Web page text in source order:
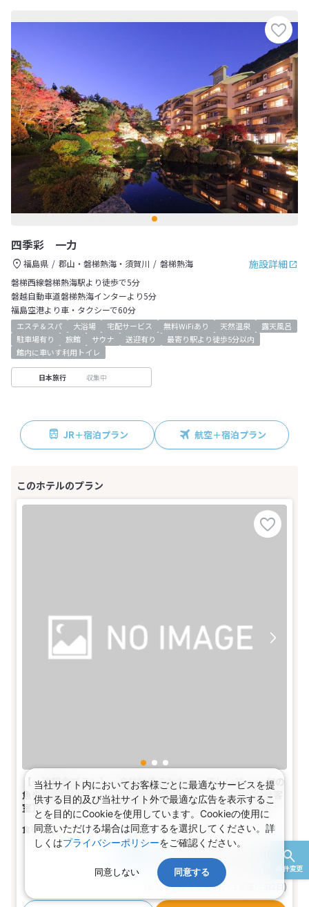
条件変更
四季彩 一力
施設詳細
福島県 郡山・磐梯熱海・須賀川
磐梯熱海
磐梯西線磐梯熱海駅より徒歩で5分
磐越自動車道磐梯熱海インターより5分
福島空港より車・タクシーで60分
エステ＆スパ 大浴場 宅配サービス 無料WiFiあり 天然温泉
露天風呂
駐車場有り
旅館 サウナ 送迎有り
最寄り駅より徒歩5分以内
館内に車いす利用トイレ
日本旅行 収集中
JR＋宿泊プラン 航空＋宿泊プラン
【一泊朝食プラン】～身体に染みわたる、優しい味。～ 旬の
魚や野菜で仕立てた『料理長自慢の朝ごはん』【おまかせ客
室】 お得にいちりきを楽しみたい方に。(1名～5名1室)
朝食付き 1～5名 和室 バス トイレ
17,090～30,400円
旅行代金合計 34,180〜60,800 円
(おとな2名 こども0名・1部屋/1泊2日)
当社サイト内においてお客様ごとに最適なサービスを提
供する目的及び当社サイト外で最適な広告を表示するこ
とを目的にCookieを使用しています。Cookieの使用に
同意いただける場合は同意するを選択してください。詳
しくはプライバシーポリシーをご確認ください。
同意しない 同意する